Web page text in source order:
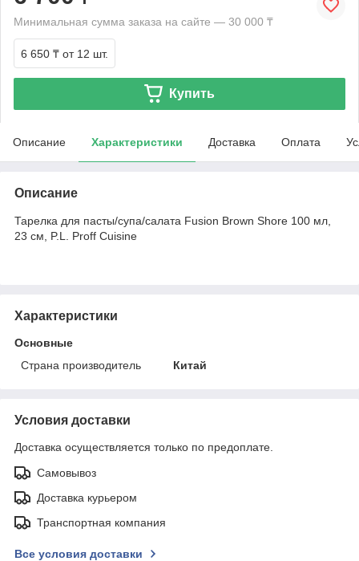
Минимальная сумма заказа на сайте — 30 000 ₸
6 650 ₸ от 12 шт.
Купить
Описание Характеристики Доставка Оплата
Описание
Тарелка для пасты/супа/салата Fusion Brown Shore 100 мл,
23 см, P.L. Proff Cuisine
Характеристики
Основные
Страна производитель
Китай
Условия доставки
Доставка осуществляется только по предоплате.
Самовывоз
Доставка курьером
Транспортная компания
Все условия доставки